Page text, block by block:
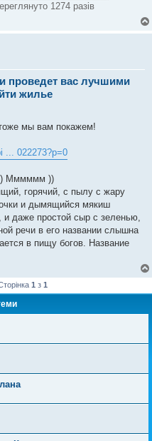
1274 разів
и проведет вас лучшими
жилье
мы вам покажем!
... 022273?p=0
Мммммм ))
горячий, с пылу с жару
и дымящийся мякиш
даже простой сыр с зеленью,
речи в его названии слышна
в пищу богов. Название
1 з 1